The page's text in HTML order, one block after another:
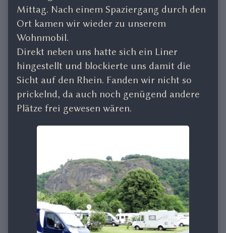
Mittag. Nach einem Spaziergang durch den
Ort kamen wir wieder zu unserem
Wohnmobil.
Direkt neben uns hatte sich ein Liner
hingestellt und blockierte uns damit die
Sicht auf den Rhein. Fanden wir nicht so
prickelnd, da auch noch genügend andere
Plätze frei gewesen wären.